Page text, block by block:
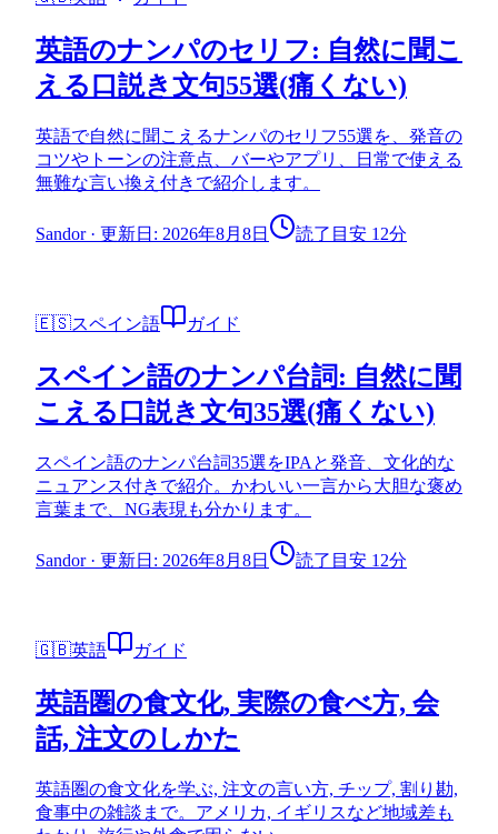
英語のナンパのセリフ: 自然に聞こ
える口説き文句55選(痛くない)
英語で自然に聞こえるナンパのセリフ55選を、発音の
コツやトーンの注意点、バーやアプリ、日常で使える
無難な言い換え付きで紹介します。
Sandor· 更新日: 2026年8月8日 読了目安 12分
🇪🇸スペイン語 ガイド
スペイン語のナンパ台詞: 自然に聞
こえる口説き文句35選(痛くない)
スペイン語のナンパ台詞35選をIPAと発音、文化的な
ニュアンス付きで紹介。かわいい一言から大胆な褒め
言葉まで、NG表現も分かります。
Sandor· 更新日: 2026年8月8日 読了目安 12分
🇬🇧英語 ガイド
英語圏の食文化, 実際の食べ方, 会
話, 注文のしかた
英語圏の食文化を学ぶ, 注文の言い方, チップ, 割り勘,
食事中の雑談まで。アメリカ, イギリスなど地域差も